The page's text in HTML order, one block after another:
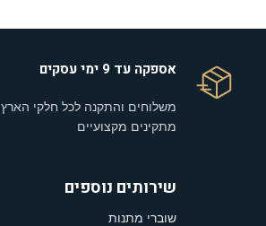
אספקה עד 9 ימי עסקים
משלוחים והתקנה לכל חלקי הארץ
מתקינים מקצועיים
שירותים נוספים
שוברי מתנות